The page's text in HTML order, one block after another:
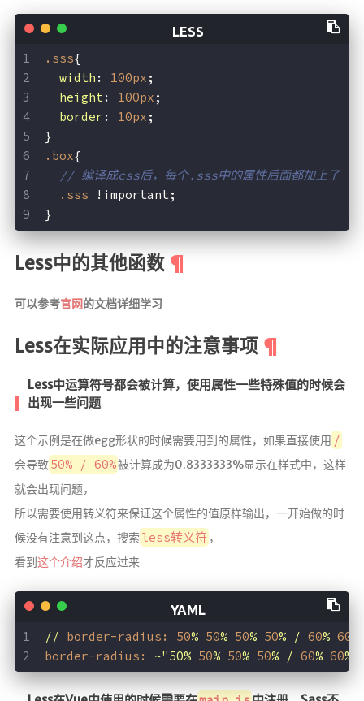
.sss{
width : 100px ;
height: 100px ;
border : 10px ;
}
.box{
// 编译成css后，每个.sss中的属性后面都加上了
.sss !important;
}
Less中的其他函数
可以参考官网的文档详细学习
Less在实际应用中的注意事项
Less中运算符号都会被计算，使用属性一些特殊值的时候会
出现一些问题
这个示例是在做egg形状的时候需要用到的属性，如果直接使用 /
会导致50% / 60%被计算成为0.8333333%显示在样式中，这样
就会出现问题，
所以需要使用转义符来保证这个属性的值原样输出，一开始做的时
候没有注意到这点，搜索 less转义符 ，
看到这个介绍才反应过来
// border-radius: 50% 50% 50% 50% / 60% 60
border-radius:
~"50% 50% 50% 50% / 60% 60%